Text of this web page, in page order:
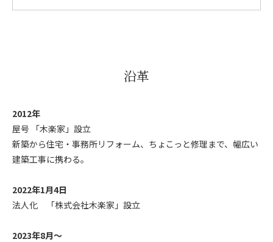
沿革
2012年
屋号 「木楽家」設立
新築から住宅・事務所リフォーム、ちょこっと修理まで、幅広い
建築工事に携わる。
2022年1月4日
法人化 「株式会社木楽家」設立
2023年8月～